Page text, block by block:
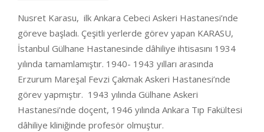
Nusret Karasu, ilk Ankara Cebeci Askeri Hastanesi’nde
göreve başladı. Çeşitli yerlerde görev yapan KARASU,
İstanbul Gülhane Hastanesinde dâhiliye ihtisasını 1934
yılında tamamlamıştır. 1940- 1943 yılları arasında
Erzurum Mareşal Fevzi Çakmak Askeri Hastanesi’nde
görev yapmıştır. 1943 yılında Gülhane Askeri
Hastanesi’nde doçent, 1946 yılında Ankara Tıp Fakültesi
dâhiliye kliniğinde profesör olmuştur.